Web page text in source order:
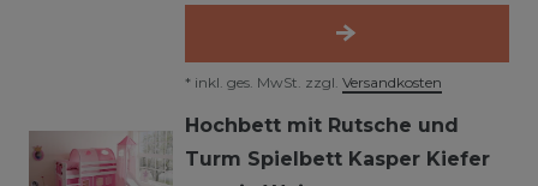
* inkl. ges. MwSt. zzgl. Versandkosten
Hochbett mit Rutsche und
Turm Spielbett Kasper Kiefer